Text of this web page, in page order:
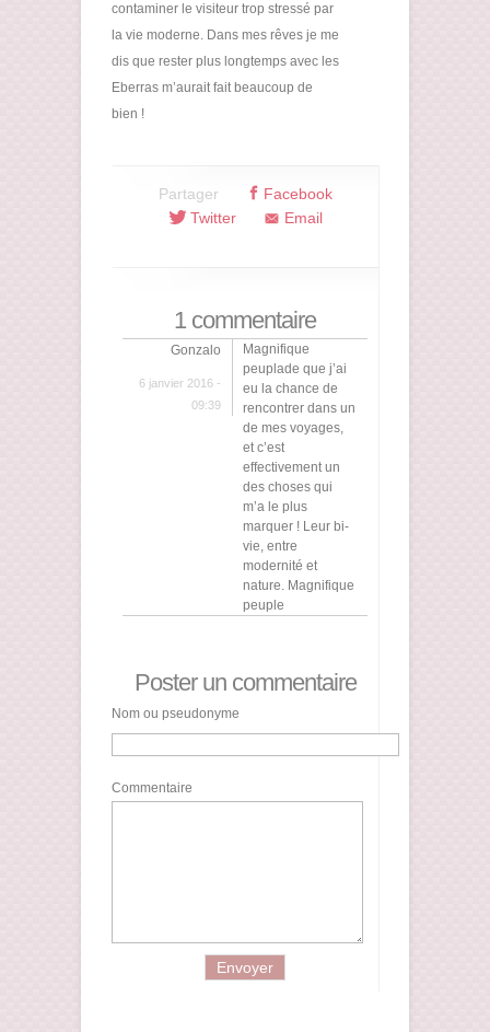
contaminer le visiteur trop stressé par
la vie moderne. Dans mes rêves je me
dis que rester plus longtemps avec les
Eberras m’aurait fait beaucoup de
bien !
Partager
Facebook
Twitter
Email
1 commentaire
Gonzalo
6 janvier 2016 -
09:39
Magnifique
peuplade que j’ai
eu la chance de
rencontrer dans un
de mes voyages,
et c’est
effectivement un
des choses qui
m’a le plus
marquer ! Leur bi-
vie, entre
modernité et
nature. Magnifique
peuple
Poster un commentaire
Nom ou pseudonyme
Commentaire